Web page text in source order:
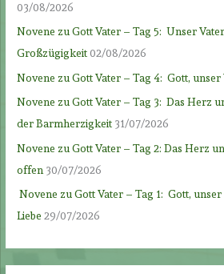
03/08/2026
Novene zu Gott Vater – Tag 5: Unser
Großzügigkeit02/08/2026
Novene zu Gott Vater – Tag 4: Gott, unser
Novene zu Gott Vater – Tag 3: Das Herz
der Barmherzigkeit 31/07/2026
Novene zu Gott Vater – Tag 2: Das Herz
offen 30/07/2026
Novene zu Gott Vater – Tag 1: Gott,
Liebe 29/07/2026